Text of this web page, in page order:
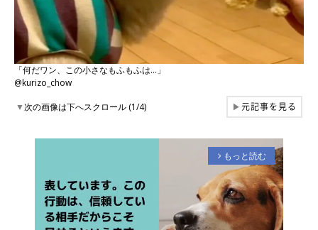
「何だワン、この小さなもふもふは…」
@kurizo_chow
▼次の画像は下へスクロール (1/4) ▶元記事を見る
arrow_forward_ios もっと読む